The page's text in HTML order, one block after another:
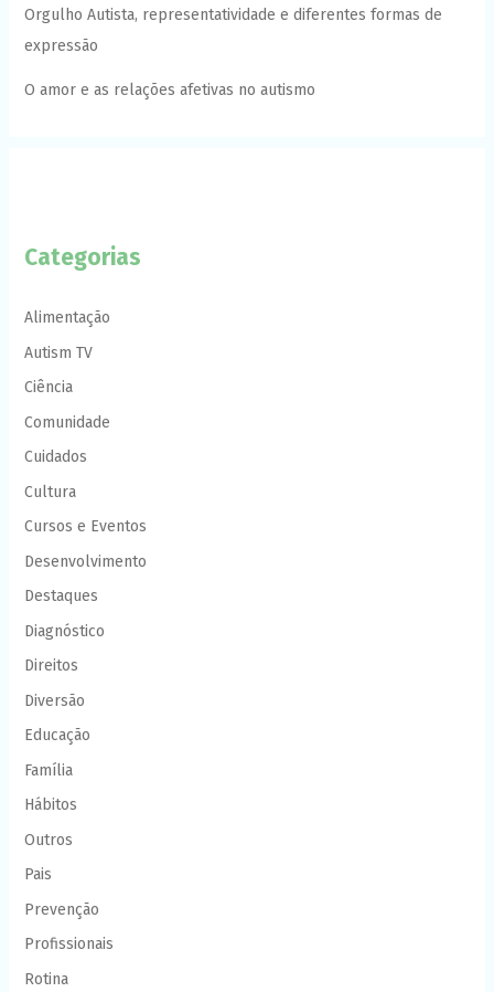
Orgulho Autista, representatividade e diferentes formas de
expressão
O amor e as relações afetivas no autismo
Categorias
Alimentação
Autism TV
Ciência
Comunidade
Cuidados
Cultura
Cursos e Eventos
Desenvolvimento
Destaques
Diagnóstico
Direitos
Diversão
Educação
Família
Hábitos
Outros
Pais
Prevenção
Profissionais
Rotina